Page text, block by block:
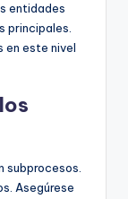
entidades
principales.
en este nivel
subprocesos.
Asegúrese